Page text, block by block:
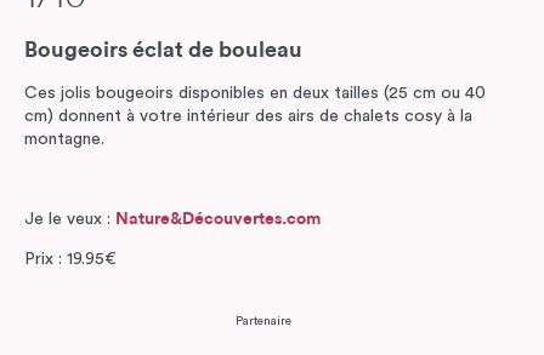
Bougeoirs éclat de bouleau
Ces jolis bougeoirs disponibles en deux tailles (25 cm ou 40
cm) donnent à votre intérieur des airs de chalets cosy à la
montagne.
Je le veux : Nature&Découvertes.com
Prix : 19.95€
Partenaire